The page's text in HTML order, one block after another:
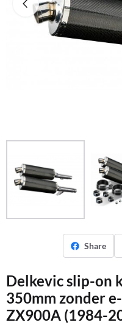
Share
Delkevic slip-on
350mm zonder
ZX900A (1984-